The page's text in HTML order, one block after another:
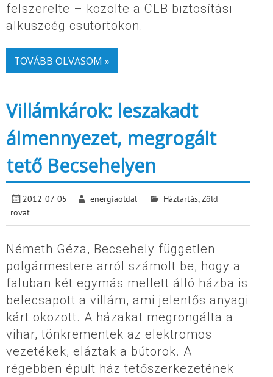
felszerelte – közölte a CLB biztosítási
alkuszcég csütörtökön.
TOVÁBB OLVASOM »
Villámkárok: leszakadt
álmennyezet, megrogált
tető Becsehelyen
2012-07-05 energiaoldal Háztartás,Zöld
rovat
Németh Géza, Becsehely független
polgármestere arról számolt be, hogy a
faluban két egymás mellett álló házba is
belecsapott a villám, ami jelentős anyagi
kárt okozott. A házakat megrongálta a
vihar, tönkrementek az elektromos
vezetékek, eláztak a bútorok. A
régebben épült ház tetőszerkezetének